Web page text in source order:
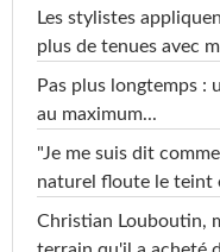
Les stylistes
plus de tenues avec
Pas plus longtemps :
au maximum...
"Je me suis dit
naturel floute le teint
Christian Louboutin,